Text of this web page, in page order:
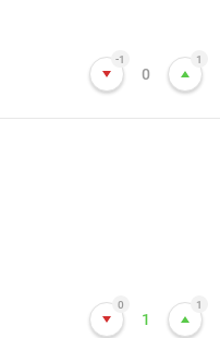
-1
0
1
0
1
1